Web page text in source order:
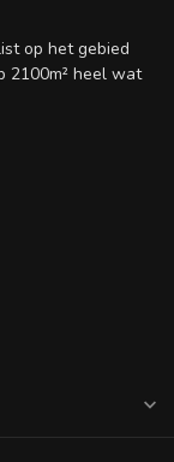
op het gebied
2100m² heel wat